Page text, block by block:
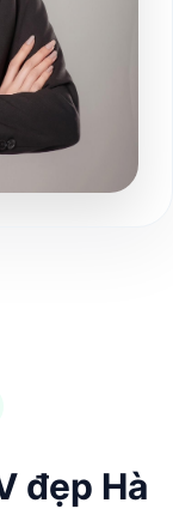
đẹp Hà